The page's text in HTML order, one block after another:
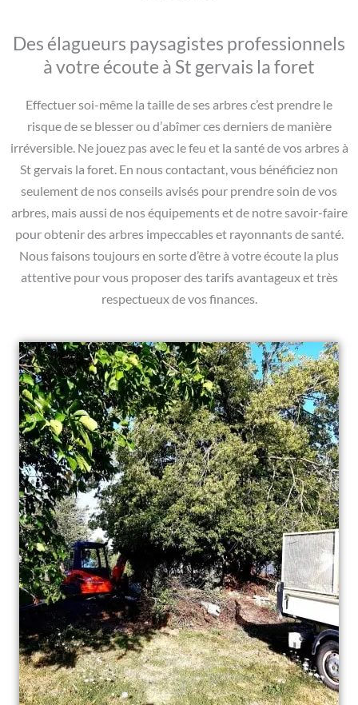
Des élagueurs paysagistes professionnels
à votre écoute à St gervais la foret
Effectuer soi-même la taille de ses arbres c’est prendre le
risque de se blesser ou d’abîmer ces derniers de manière
irréversible. Ne jouez pas avec le feu et la santé de vos arbres à
St gervais la foret. En nous contactant, vous bénéficiez non
seulement de nos conseils avisés pour prendre soin de vos
arbres, mais aussi de nos équipements et de notre savoir-faire
pour obtenir des arbres impeccables et rayonnants de santé.
Nous faisons toujours en sorte d’être à votre écoute la plus
attentive pour vous proposer des tarifs avantageux et très
respectueux de vos finances.